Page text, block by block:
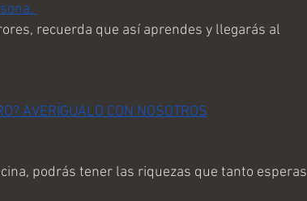
recuerda que así aprendes y llegarás al
AVERÍGUALO CON NOSOTROS
podrás tener las riquezas que tanto esperas